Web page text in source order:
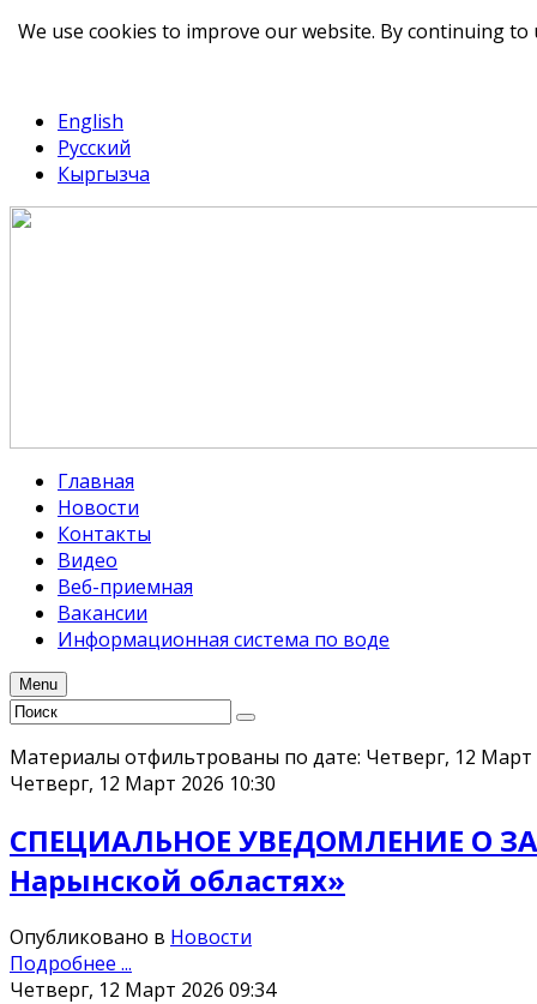
English
Русский
Кыргызча
Главная
Новости
Контакты
Видео
Веб-приемная
Вакансии
Информационная система по воде
Menu
Материалы отфильтрованы по дате: Четверг, 12 Март
Четверг, 12 Март 2026 10:30
СПЕЦИАЛЬНОЕ УВЕДОМЛЕНИЕ О
Нарынской областях»
Опубликовано в Новости
Подробнее ...
Четверг, 12 Март 2026 09:34
We use cookies to improve our website. By continuing